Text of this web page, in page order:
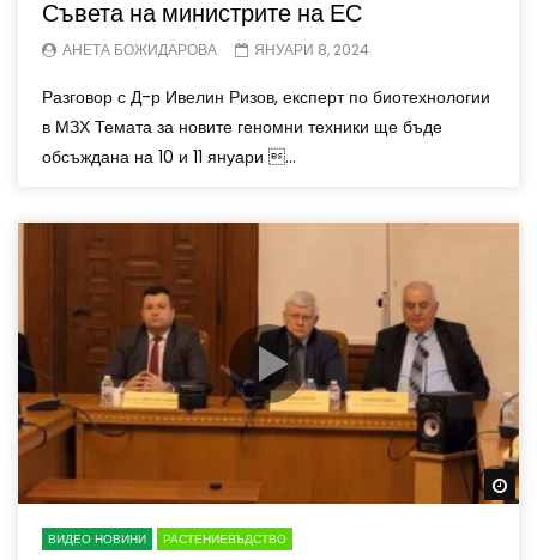
Съвета на министрите на ЕС
АНЕТА БОЖИДАРОВА ЯНУАРИ 8, 2024
Разговор с Д-р Ивелин Ризов, експерт по биотехнологии
в МЗХ Темата за новите геномни техники ще бъде
обсъждана на 10 и 11 януари ...
ВИДЕО НОВИНИ РАСТЕНИЕВЪДСТВО